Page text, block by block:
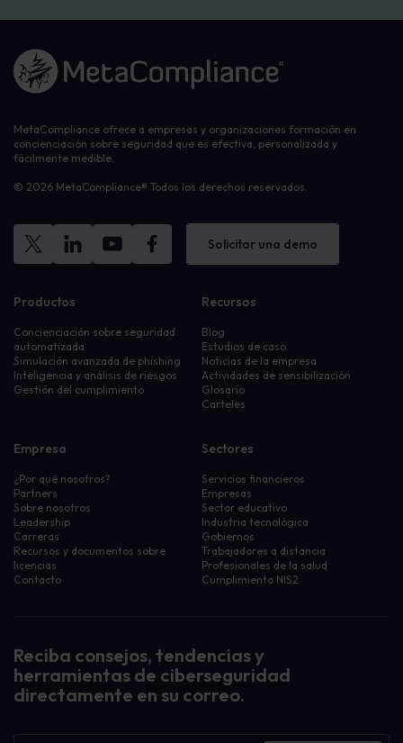
Enlace a la página de inicio
MetaCompliance ofrece a empresas y organizaciones formación en
concienciación sobre seguridad que es efectiva, personalizada y
fácilmente medible.
© 2026 MetaCompliance® Todos los derechos reservados.
Solicitar una demo
Productos
Concienciación sobre seguridad
automatizada
Simulación avanzada de phishing
Inteligencia y análisis de riesgos
Gestión del cumplimiento
Recursos
Blog
Estudios de caso
Noticias de la empresa
Actividades de sensibilización
Glosario
Carteles
Empresa
¿Por qué nosotros?
Partners
Sobre nosotros
Leadership
Carreras
Recursos y documentos sobre
licencias
Contacto
Sectores
Servicios financieros
Empresas
Sector educativo
Industria tecnológica
Gobiernos
Trabajadores a distancia
Profesionales de la salud
Cumplimiento NIS2
Reciba consejos, tendencias y
herramientas de ciberseguridad
directamente en su correo.